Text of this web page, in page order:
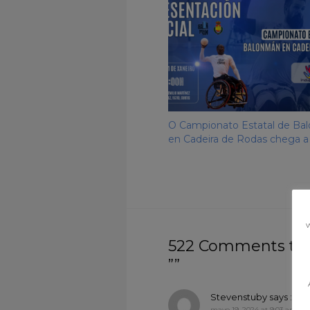
O Campionato Estatal de
en Cadeira de Rodas chega
522 Comments to
””
Stevenstuby says :